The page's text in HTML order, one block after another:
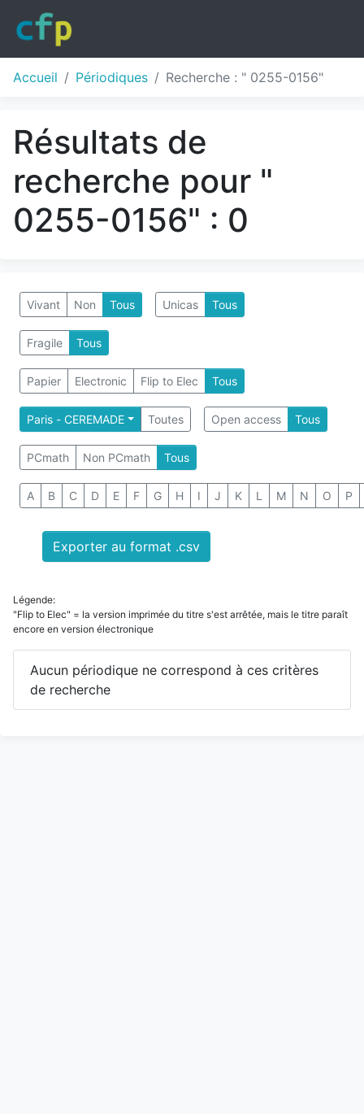
Accueil Périodiques Recherche : " 0255-0156"
Résultats de
recherche pour "
0255-0156" : 0
Vivant Non Tous Unicas Tous
Fragile Tous
Papier Electronic Flip to Elec Tous
Paris - CEREMADE Toutes Open access Tous
PCmath Non PCmath Tous
A B C D E F G H I J K L M N O P
Exporter au format .csv
Légende:
"Flip to Elec" = la version imprimée du titre s'est arrêtée, mais le titre paraît
encore en version électronique
Aucun périodique ne correspond à ces critères
de recherche